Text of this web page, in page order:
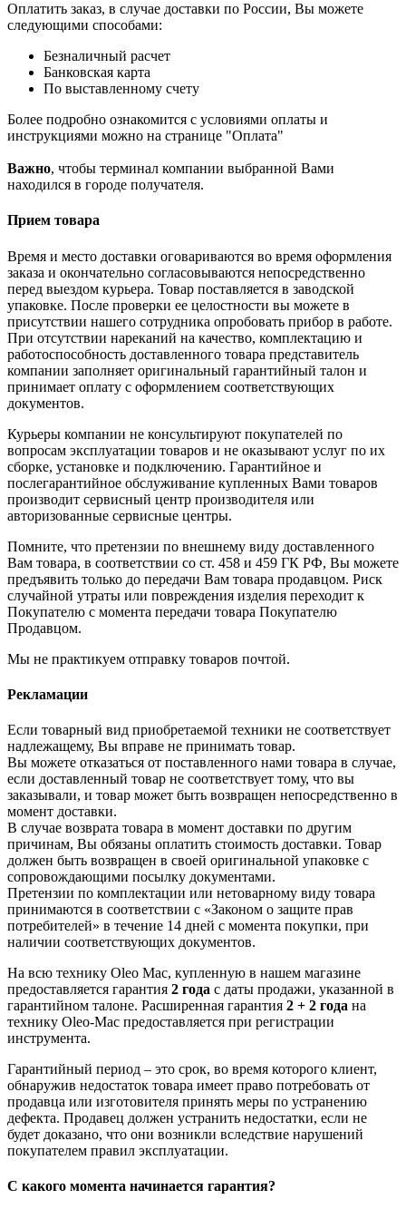
Оплатить заказ, в случае доставки по России, Вы можете
следующими способами:
Безналичный расчет
Банковская карта
По выставленному счету
Более подробно ознакомится с условиями оплаты и
инструкциями можно на странице "Оплата"
Важно, чтобы терминал компании выбранной Вами
находился в городе получателя.
Прием товара
Время и место доставки оговариваются во время оформления
заказа и окончательно согласовываются непосредственно
перед выездом курьера. Товар поставляется в заводской
упаковке. После проверки ее целостности вы можете в
присутствии нашего сотрудника опробовать прибор в работе.
При отсутствии нареканий на качество, комплектацию и
работоспособность доставленного товара представитель
компании заполняет оригинальный гарантийный талон и
принимает оплату с оформлением соответствующих
документов.
Курьеры компании не консультируют покупателей по
вопросам эксплуатации товаров и не оказывают услуг по их
сборке, установке и подключению. Гарантийное и
послегарантийное обслуживание купленных Вами товаров
производит сервисный центр производителя или
авторизованные сервисные центры.
Помните, что претензии по внешнему виду доставленного
Вам товара, в соответствии со ст. 458 и 459 ГК РФ, Вы можете
предъявить только до передачи Вам товара продавцом. Риск
случайной утраты или повреждения изделия переходит к
Покупателю с момента передачи товара Покупателю
Продавцом.
Мы не практикуем отправку товаров почтой.
Рекламации
Если товарный вид приобретаемой техники не соответствует
надлежащему, Вы вправе не принимать товар.
Вы можете отказаться от поставленного нами товара в случае,
если доставленный товар не соответствует тому, что вы
заказывали, и товар может быть возвращен непосредственно в
момент доставки.
В случае возврата товара в момент доставки по другим
причинам, Вы обязаны оплатить стоимость доставки. Товар
должен быть возвращен в своей оригинальной упаковке с
сопровождающими посылку документами.
Претензии по комплектации или нетоварному виду товара
принимаются в соответствии с «Законом о защите прав
потребителей» в течение 14 дней с момента покупки, при
наличии соответствующих документов.
На всю технику Oleo Mac, купленную в нашем магазине
предоставляется гарантия 2 года с даты продажи, указанной в
гарантийном талоне. Расширенная гарантия 2 + 2 года на
технику Oleo-Mac предоставляется при регистрации
инструмента.
Гарантийный период – это срок, во время которого клиент,
обнаружив недостаток товара имеет право потребовать от
продавца или изготовителя принять меры по устранению
дефекта. Продавец должен устранить недостатки, если не
будет доказано, что они возникли вследствие нарушений
покупателем правил эксплуатации.
С какого момента начинается гарантия?